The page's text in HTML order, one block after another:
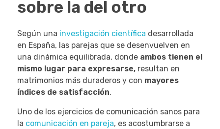
sobre la del otro
Según una investigación científica desarrollada
en España, las parejas que se desenvuelven en
una dinámica equilibrada, donde ambos tienen el
mismo lugar para expresarse, resultan en
matrimonios más duraderos y con mayores
índices de satisfacción.
Uno de los ejercicios de comunicación sanos para
la comunicación en pareja, es acostumbrarse a